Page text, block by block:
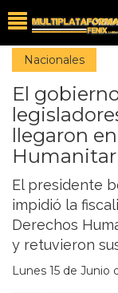
Nacionales
El
llegaron
El presidente
impidió la
Derechos
y retuvieron
Lunes 15 de Junio